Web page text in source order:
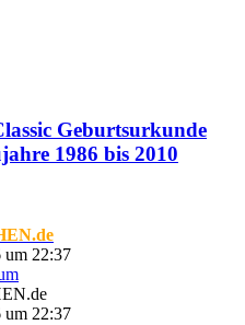
Geburtsurkunde
1986 bis 2010
um 22:37
um 22:37